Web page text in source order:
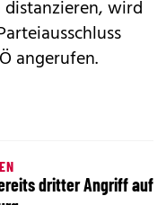
wird
angerufen.
dritter Angriff auf